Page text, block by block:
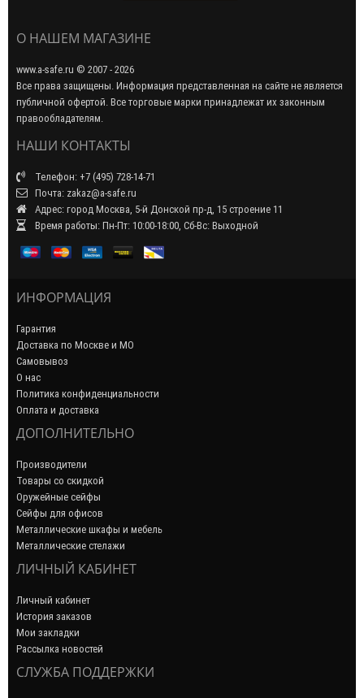
О НАШЕМ МАГАЗИНЕ
www.a-safe.ru © 2007 - 2026
Все права защищены. Информация представленная на сайте не является
публичной офертой. Все торговые марки принадлежат их законным
правообладателям.
НАШИ КОНТАКТЫ
Телефон: +7 (495) 728-14-71
Почта: zakaz@a-safe.ru
Адрес: город Москва, 5-й Донской пр-д, 15 строение 11
Время работы: Пн-Пт: 10:00-18:00, Сб-Вс: Выходной
ИНФОРМАЦИЯ
Гарантия
Доставка по Москве и МО
Самовывоз
О нас
Политика конфиденциальности
Оплата и доставка
ДОПОЛНИТЕЛЬНО
Производители
Товары со скидкой
Оружейные сейфы
Сейфы для офисов
Металлические шкафы и мебель
Металлические стелажи
ЛИЧНЫЙ КАБИНЕТ
Личный кабинет
История заказов
Мои закладки
Рассылка новостей
СЛУЖБА ПОДДЕРЖКИ